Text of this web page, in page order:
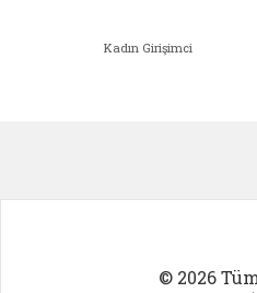
Kadın Girişimci
© 2026